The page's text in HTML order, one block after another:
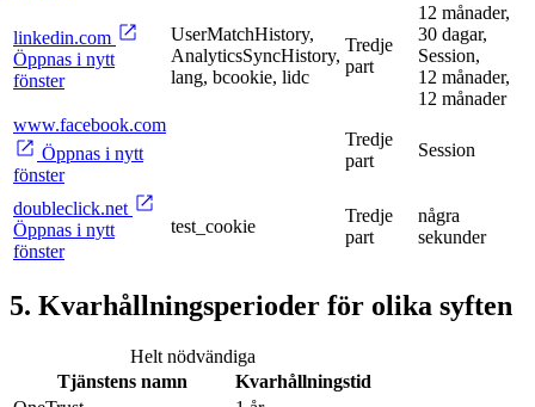
linkedin.com
Öppnas i nytt
fönster
UserMatchHistory,
AnalyticsSyncHistory,
lang, bcookie, lidc
Tredje
part
12 månader,
30 dagar,
Session,
12 månader,
12 månader
www.facebook.com
Öppnas i nytt
fönster
Tredje
part
Session
doubleclick.net
Öppnas i nytt
fönster
test_cookie
Tredje
part
några
sekunder
5. Kvarhållningsperioder för olika syften
Helt nödvändiga
Tjänstens namn
Kvarhållningstid